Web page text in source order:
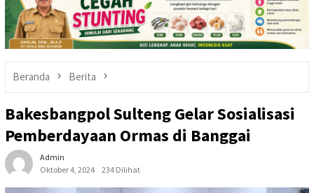
Beranda Berita
Bakesbangpol Sulteng Gelar Sosialisasi
Pemberdayaan Ormas di Banggai
Admin
Oktober 4, 2024
234 Dilihat